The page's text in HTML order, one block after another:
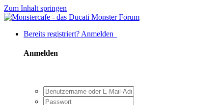
Zum Inhalt springen
Bereits registriert? Anmelden
Anmelden